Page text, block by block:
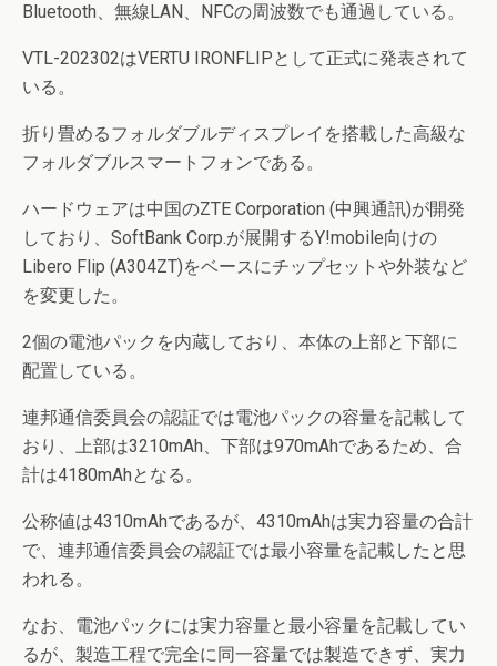
Bluetooth、無線LAN、NFCの周波数でも通過している。
VTL-202302はVERTU IRONFLIPとして正式に発表されて
いる。
折り畳めるフォルダブルディスプレイを搭載した高級な
フォルダブルスマートフォンである。
ハードウェアは中国のZTE Corporation (中興通訊)が開発
しており、SoftBank Corp.が展開するY!mobile向けの
Libero Flip (A304ZT)をベースにチップセットや外装など
を変更した。
2個の電池パックを内蔵しており、本体の上部と下部に
配置している。
連邦通信委員会の認証では電池パックの容量を記載して
おり、上部は3210mAh、下部は970mAhであるため、合
計は4180mAhとなる。
公称値は4310mAhであるが、4310mAhは実力容量の合計
で、連邦通信委員会の認証では最小容量を記載したと思
われる。
なお、電池パックには実力容量と最小容量を記載してい
るが、製造工程で完全に同一容量では製造できず、実力